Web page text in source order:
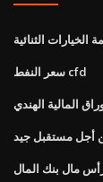
الخيارات الثنائية
سعر النفط cfd
المالية الهندي
أجل مستقبل جيد
مال بنك المال